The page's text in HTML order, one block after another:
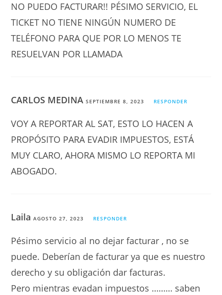
NO PUEDO FACTURAR!! PÉSIMO SERVICIO, EL
TICKET NO TIENE NINGÚN NUMERO DE
TELÉFONO PARA QUE POR LO MENOS TE
RESUELVAN POR LLAMADA
CARLOS MEDINASEPTIEMBRE 8, 2023 RESPONDER
VOY A REPORTAR AL SAT, ESTO LO HACEN A
PROPÓSITO PARA EVADIR IMPUESTOS, ESTÁ
MUY CLARO, AHORA MISMO LO REPORTA MI
ABOGADO.
LailaAGOSTO 27, 2023 RESPONDER
Pésimo servicio al no dejar facturar , no se
puede. Deberían de facturar ya que es nuestro
derecho y su obligación dar facturas.
Pero mientras evadan impuestos ……… saben